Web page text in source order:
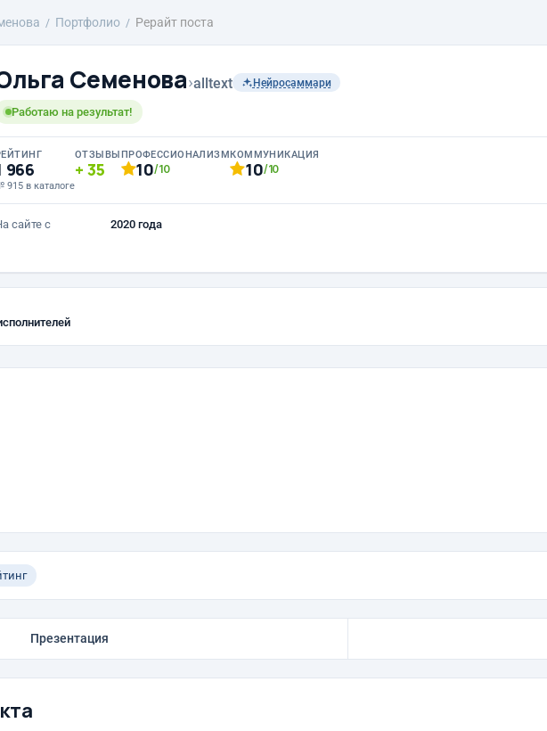
Портфолио Рерайт поста
Семенова›alltext Нейросаммари
Работаю на результат!
966
915 в каталоге
ОТЗЫВЫ
35
ПРОФЕССИОНАЛИЗМ
10/10
КОММУНИКАЦИЯ
10/10
сайте с 2020 года
Презентация